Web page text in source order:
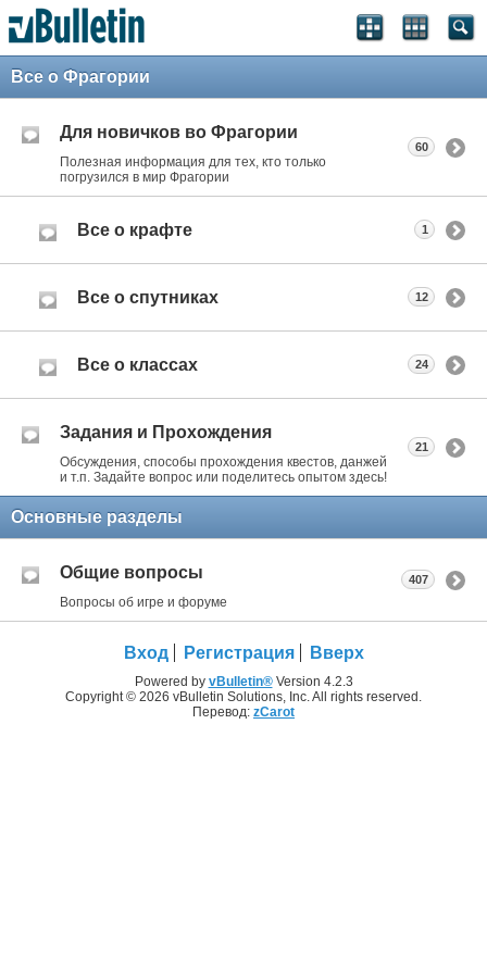
Все о Фрагории
Для новичков во Фрагории
Полезная информация для тех, кто только
погрузился в мир Фрагории
60
Все о крафте 1
Все о спутниках 12
Все о классах 24
Задания и Прохождения
Обсуждения, способы прохождения квестов, данжей
и т.п. Задайте вопрос или поделитесь опытом здесь!
21
Основные разделы
Общие вопросы
Вопросы об игре и форуме
407
Вход Регистрация Вверх
Powered by vBulletin®Version 4.2.3
Copyright © 2026 vBulletin Solutions, Inc. All rights reserved.
Перевод: zCarot